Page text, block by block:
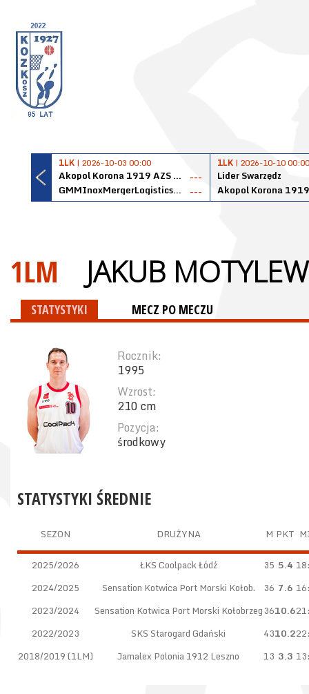
1LK | 2026-10-03 00:00
Akopol Korona 1919 AZS PK Kraków
---
GMMInoxMergerLogisticsPanteryŁańcut
---
1LK | 2026-10-10 00:00
Lider Swarzędz
1LM JAKUB
STATYSTYKI MECZ PO MECZU
Rocznik:
1995
Wzrost:
210 cm
Pozycja:
środkowy
STATYSTYKI ŚREDNIE
SEZON DRUŻYNA M PKT
2025/2026 ŁKS Coolpack Łódź 35 5.4
2024/2025
Sensation Kotwica Port Morski Kołob. 36 7.6
2023/2024
Sensation Kotwica Port Morski Kołobrzeg3610.6
2022/2023
SKS Starogard Gdański 4310.2
2018/2019 (1LM)
Jamalex Polonia 1912 Leszno 13 3.3